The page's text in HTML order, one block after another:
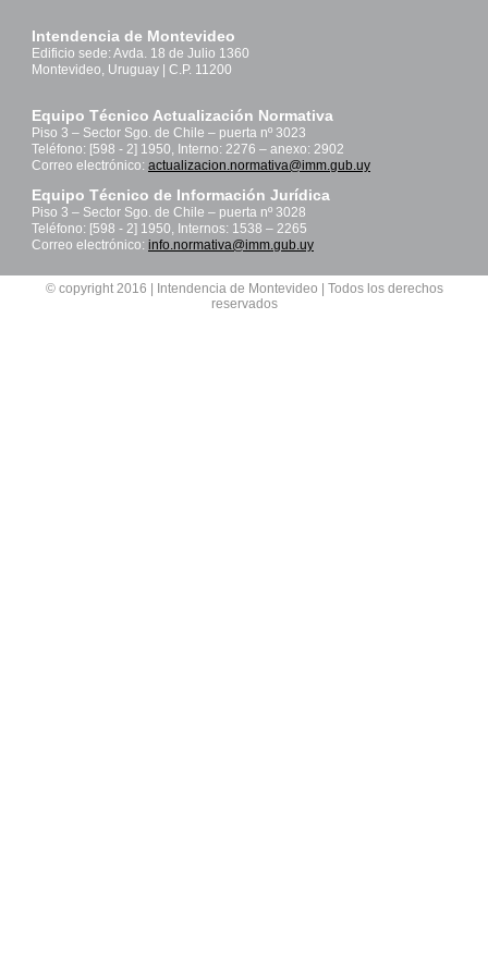
Intendencia de Montevideo
Edificio sede: Avda. 18 de Julio 1360
Montevideo, Uruguay | C.P. 11200
Equipo Técnico Actualización Normativa
Piso 3 – Sector Sgo. de Chile – puerta nº 3023
Teléfono: [598 - 2] 1950, Interno: 2276 – anexo: 2902
Correo electrónico: actualizacion.normativa@imm.gub.uy
Equipo Técnico de Información Jurídica
Piso 3 – Sector Sgo. de Chile – puerta nº 3028
Teléfono: [598 - 2] 1950, Internos: 1538 – 2265
Correo electrónico: info.normativa@imm.gub.uy
© copyright 2016 | Intendencia de Montevideo | Todos los derechos
reservados